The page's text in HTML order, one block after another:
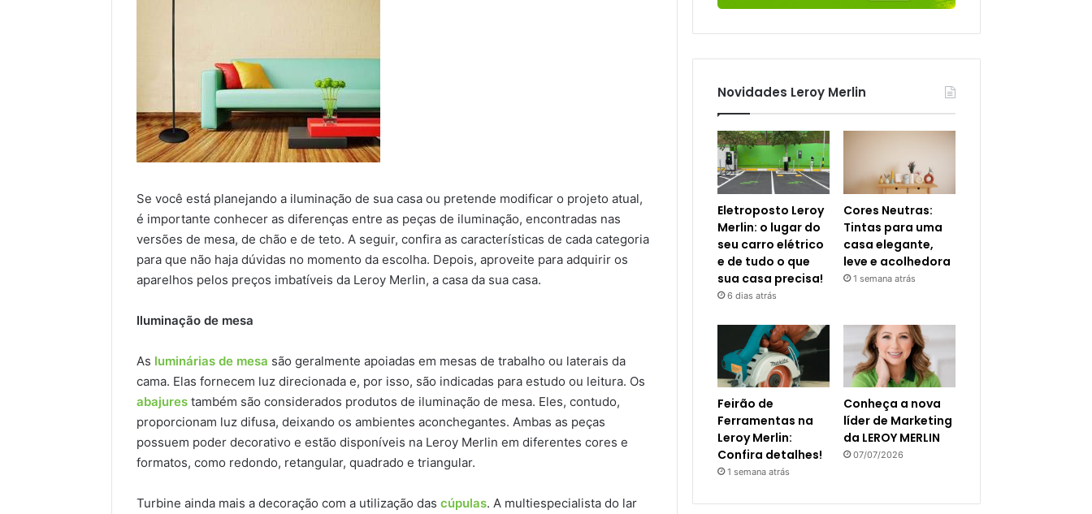
Se você está planejando a iluminação de sua casa ou pretende modificar o projeto atual,
é importante conhecer as diferenças entre as peças de iluminação, encontradas nas
versões de mesa, de chão e de teto. A seguir, confira as características de cada categoria
para que não haja dúvidas no momento da escolha. Depois, aproveite para adquirir os
aparelhos pelos preços imbatíveis da Leroy Merlin, a casa da sua casa.
Iluminação de mesa
As luminárias de mesa são geralmente apoiadas em mesas de trabalho ou laterais da
cama. Elas fornecem luz direcionada e, por isso, são indicadas para estudo ou leitura. Os
abajures também são considerados produtos de iluminação de mesa. Eles, contudo,
proporcionam luz difusa, deixando os ambientes aconchegantes. Ambas as peças
possuem poder decorativo e estão disponíveis na Leroy Merlin em diferentes cores e
formatos, como redondo, retangular, quadrado e triangular.
Turbine ainda mais a decoração com a utilização das cúpulas. A multiespecialista do lar
Novidades Leroy Merlin
Eletroposto Leroy
Merlin: o lugar do
seu carro elétrico
e de tudo o que
sua casa precisa!
6 dias atrás
Cores Neutras:
Tintas para uma
casa elegante,
leve e acolhedora
1 semana atrás
Feirão de
Ferramentas na
Leroy Merlin:
Confira detalhes!
1 semana atrás
Conheça a nova
líder de Marketing
da LEROY MERLIN
07/07/2026